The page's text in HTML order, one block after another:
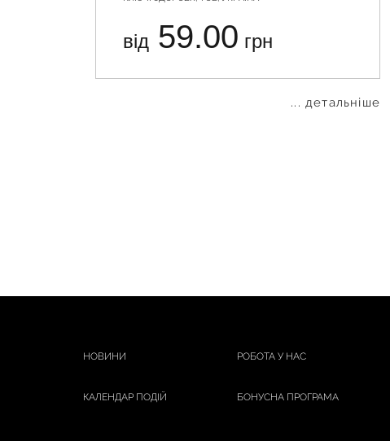
від 59.00 грн
... детальніше
НОВИНИ РОБОТА У НАС
КАЛЕНДАР ПОДІЙ БОНУСНА ПРОГРАМА